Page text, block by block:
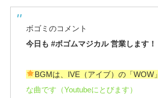
ボゴミのコメント
今日も #ボゴムマジカル 営業します！
BGMは、IVE（アイブ）の「WOW」
な曲です（Youtubeにとびます）